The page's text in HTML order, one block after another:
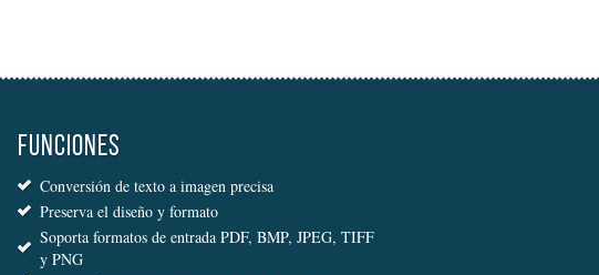
FUNCIONES
Conversión de texto a imagen precisa
Preserva el diseño y formato
Soporta formatos de entrada PDF, BMP, JPEG, TIFF
y PNG